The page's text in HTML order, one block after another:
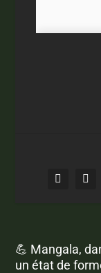
💪 Mangala,
un état de